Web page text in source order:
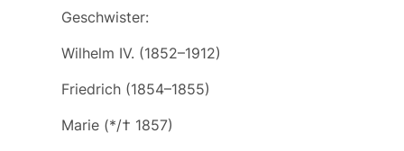
Geschwister:
Wilhelm IV. (1852–1912)
Friedrich(1854–1855)
Marie(*/† 1857)